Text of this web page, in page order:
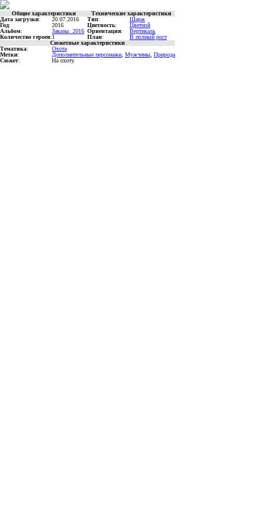
Общие характеристики
Технические характеристики
Дата загрузки: 20.07.2016 Тип:
Шарж
Год: 2016 Цветность:
Цветной
Альбом: Заказы. 2016 Ориентация:
Вертикаль
Количество героев:1 План:
В полный рост
Сюжетные характеристики
Тематика:
Охота
Метки: Дополнительные персонажи Мужчины Природа
Сюжет: На охоту.